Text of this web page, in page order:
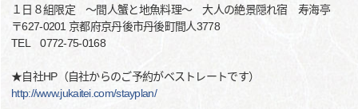
１日８組限定 ～間人蟹と地魚料理～ 大人の絶景隠れ宿 寿海亭
〒627-0201 京都府京丹後市丹後町間人3778
TEL 0772-75-0168
★自社HP（自社からのご予約がベストレートです）
http://www.jukaitei.com/stayplan/